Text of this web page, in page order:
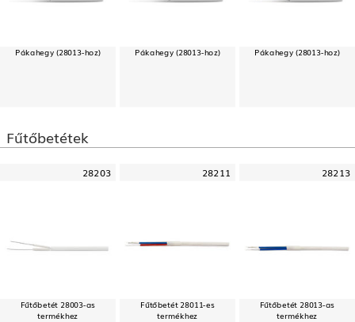
Pákahegy (28013-hoz) Pákahegy (28013-hoz) Pákahegy (28013-hoz)
Fűtőbetétek
28203
Fűtőbetét 28003-as
termékhez
28211
Fűtőbetét 28011-es
termékhez
28213
Fűtőbetét 28013-as
termékhez